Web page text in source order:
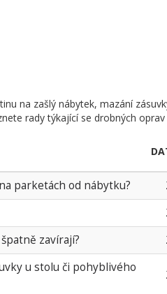
na zašlý nábytek, mazání
rady týkající se drobných
parketách od nábytku?
zavírají?
u stolu či pohyblivého